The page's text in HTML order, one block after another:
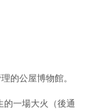
的公屋博物館。
的一場大火（後通